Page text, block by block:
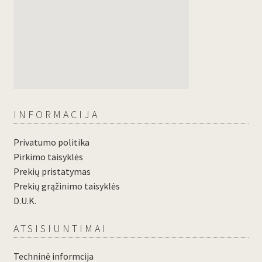
INFORMACIJA
Privatumo politika
Pirkimo taisyklės
Prekių pristatymas
Prekių grąžinimo taisyklės
D.U.K.
ATSISIUNTIMAI
Techninė informcija